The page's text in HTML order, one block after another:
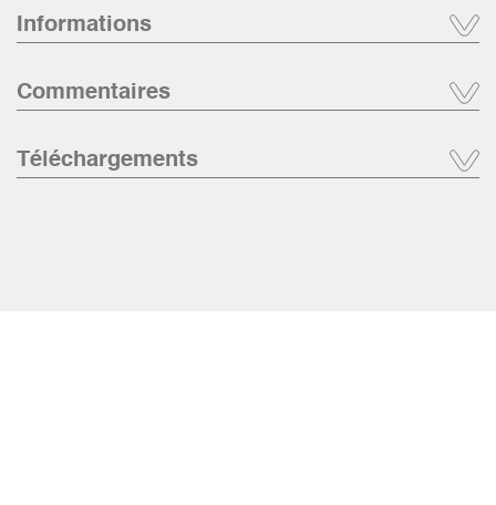
Informations
Commentaires
Téléchargements